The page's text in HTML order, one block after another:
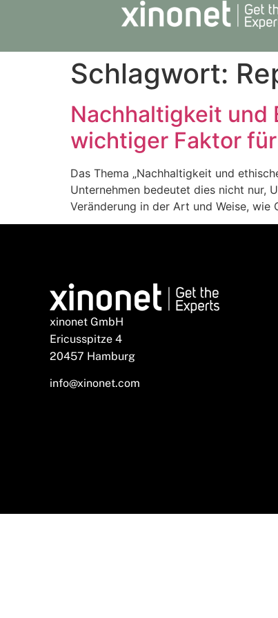
Schlagwort:
Nachhaltigkeit und
wichtiger Faktor
Das Thema „Nachhaltigkeit und
Unternehmen bedeutet dies nicht nur,
Veränderung in der Art und Weise,
xinonet GmbH
Ericusspitze 4
20457 Hamburg
info@xinonet.com